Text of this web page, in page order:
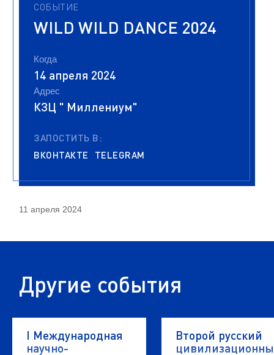
СОБЫТИЕ
WILD WILD DANCE 2024
Когда
14 апреля 2024
Адрес
КЗЦ " Миллениум"
ЗАПОСТИТЬ В:
ВКОНТАКТЕ
TELEGRAM
11 апреля 2024
Другие события
I Международная
научно-
Второй русский